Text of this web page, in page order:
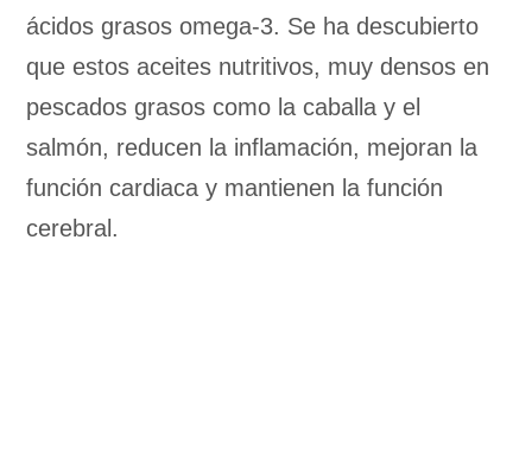
ácidos grasos omega-3. Se ha descubierto
que estos aceites nutritivos, muy densos en
pescados grasos como la caballa y el
salmón, reducen la inflamación, mejoran la
función cardiaca y mantienen la función
cerebral.